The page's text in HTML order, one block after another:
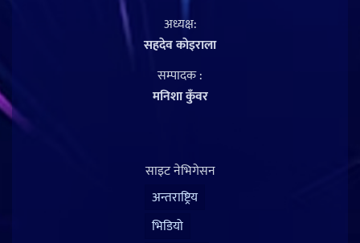
अध्यक्ष:
सहदेव काेइराला
सम्पादक :
मनिशा कुँवर
साइट नेभिगेसन
अन्तराष्ट्रिय
भिडियो